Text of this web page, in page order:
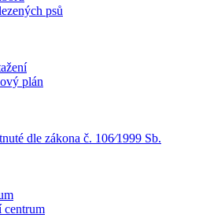
psů
plán
dle zákona č. 106⁄1999 Sb.
centrum